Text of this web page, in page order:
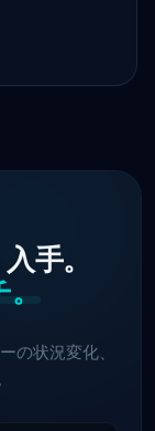
手。
の状況変化、